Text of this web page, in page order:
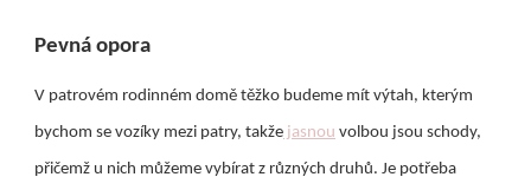
Pevná opora
V patrovém rodinném domě těžko budeme mít výtah, kterým
bychom se vozíky mezi patry, takže jasnou volbou jsou schody,
přičemž u nich můžeme vybírat z různých druhů. Je potřeba